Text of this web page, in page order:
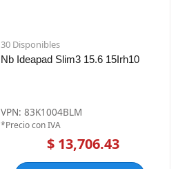
30 Disponibles
Nb Ideapad Slim3 15.6 15Irh10
VPN: 83K1004BLM
*Precio con IVA
$ 13,706.43